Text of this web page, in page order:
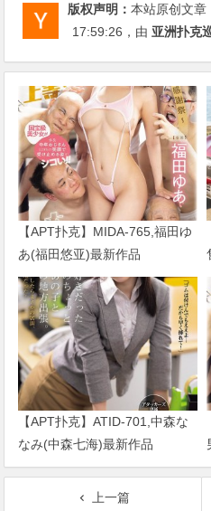
版权声明：本站原创文章
17:59:26 ，由 亚洲扑克
【APT扑克】MIDA-765,福田ゆ
あ(福田悠亚)最新作品
2026/09/01发布！
【APT扑克】ATID-701,中森な
なみ(中森七海)最新作品
2026/09/01发布！
上一篇